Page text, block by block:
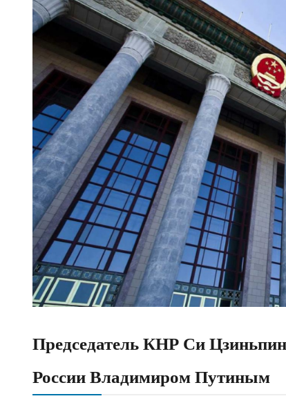
Председатель КНР Си
России Владимиром Путиным